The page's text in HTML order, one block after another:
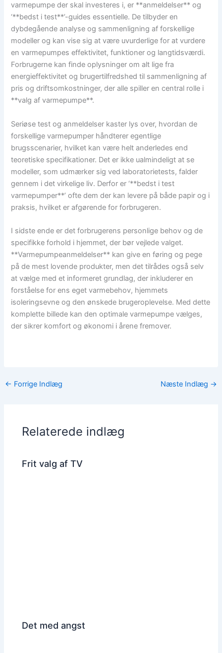
varmepumpe der skal investeres i, er **anmeldelser** og
‘**bedst i test**’-guides essentielle. De tilbyder en
dybdegående analyse og sammenligning af forskellige
modeller og kan vise sig at være uvurderlige for at vurdere
en varmepumpes effektivitet, funktioner og langtidsværdi.
Forbrugerne kan finde oplysninger om alt lige fra
energieffektivitet og brugertilfredshed til sammenligning af
pris og driftsomkostninger, der alle spiller en central rolle i
**valg af varmepumpe**.
Seriøse test og anmeldelser kaster lys over, hvordan de
forskellige varmepumper håndterer egentlige
brugsscenarier, hvilket kan være helt anderledes end
teoretiske specifikationer. Det er ikke ualmindeligt at se
modeller, som udmærker sig ved laboratorietests, falder
gennem i det virkelige liv. Derfor er ‘**bedst i test
varmepumper**’ ofte dem der kan levere på både papir og i
praksis, hvilket er afgørende for forbrugeren.
I sidste ende er det forbrugerens personlige behov og de
specifikke forhold i hjemmet, der bør vejlede valget.
**Varmepumpeanmeldelser** kan give en føring og pege
på de mest lovende produkter, men det tilrådes også selv
at vælge med et informeret grundlag, der inkluderer en
forståelse for ens eget varmebehov, hjemmets
isoleringsevne og den ønskede brugeroplevelse. Med dette
komplette billede kan den optimale varmepumpe vælges,
der sikrer komfort og økonomi i årene fremover.
← Forrige Indlæg Næste Indlæg →
Relaterede indlæg
Frit valg af TV
Det med angst